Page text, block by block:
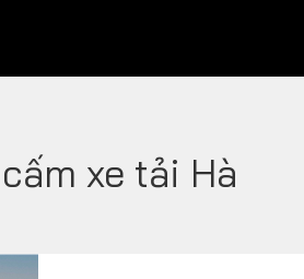
XE XANH
xe tải Hà